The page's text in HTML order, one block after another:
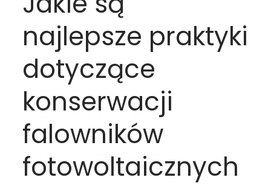
najlepsze praktyki
dotyczące
konserwacji
falowników
fotowoltaicznych